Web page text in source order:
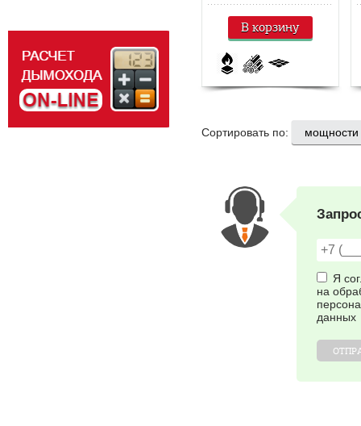
В корзину
Сортировать по:
Я
на
данных